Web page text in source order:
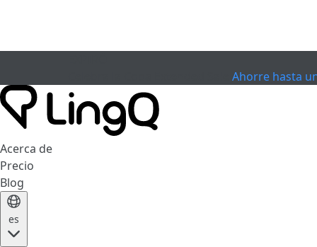
Ahorre hasta
Acerca de
Precio
Blog
es